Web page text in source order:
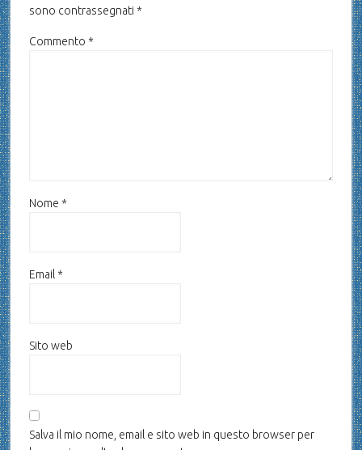
sono contrassegnati *
Commento *
Nome *
Email *
Sito web
Salva il mio nome, email e sito web in questo browser per